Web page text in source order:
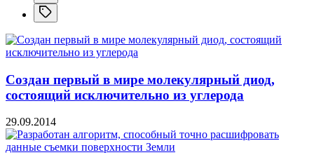
Создан первый в мире молекулярный диод,
состоящий исключительно из углерода
29.09.2014